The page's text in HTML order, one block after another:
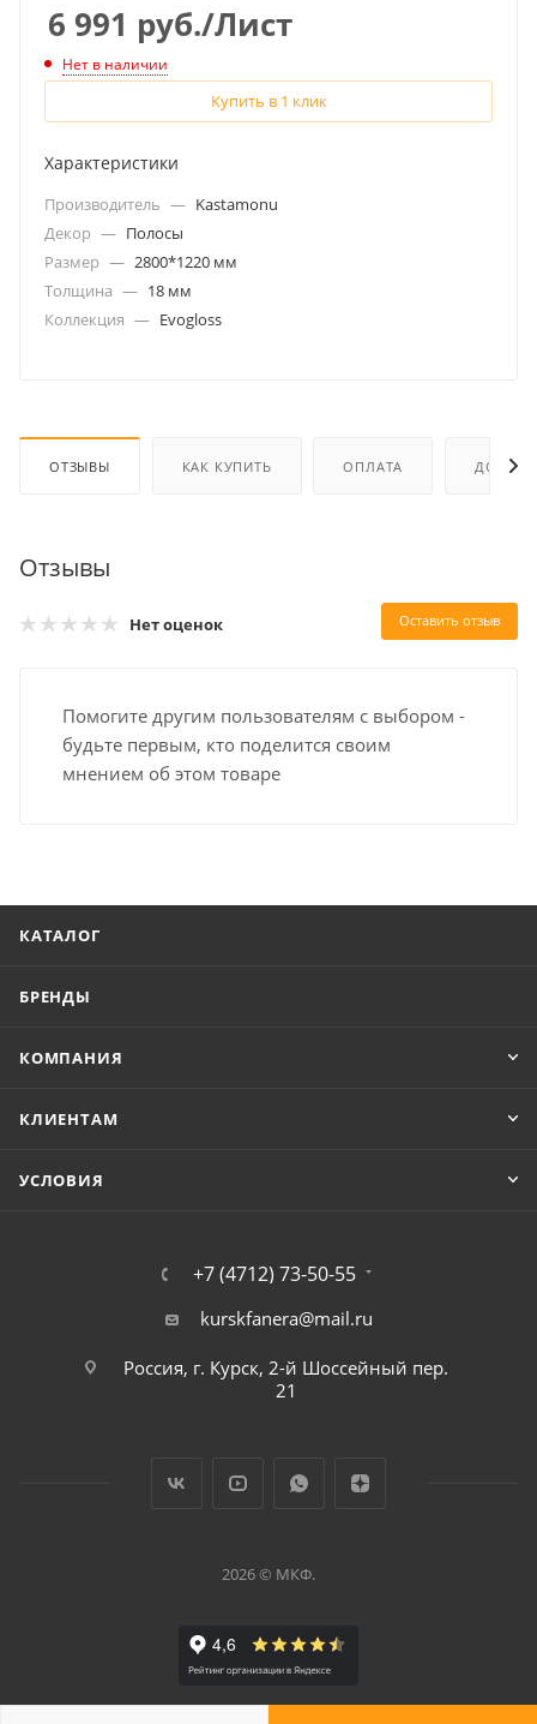
6 991 руб./Лист
Нет в наличии
Купить в 1 клик
Характеристики
Производитель — Kastamonu
Декор — Полосы
Размер — 2800*1220 мм
Толщина — 18 мм
Коллекция — Evogloss
ОТЗЫВЫ КАК КУПИТЬ ОПЛАТА
Отзывы
Нет оценок Оставить отзыв
Помогите другим пользователям с выбором -
будьте первым, кто поделится своим
мнением об этом товаре
КАТАЛОГ
БРЕНДЫ
КОМПАНИЯ
КЛИЕНТАМ
УСЛОВИЯ
+7 (4712) 73-50-55
kurskfanera@mail.ru
Россия, г. Курск, 2-й Шоссейный пер.
21
2026 © МКФ.